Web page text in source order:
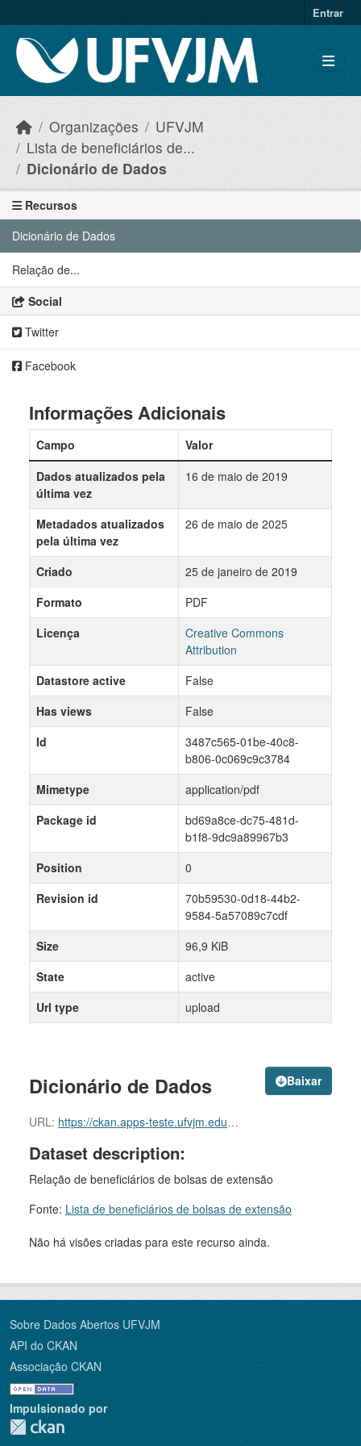
Entrar
Organizações
UFVJM
Lista de beneficiários de...
Dicionário de Dados
Baixar
Dicionário de Dados
URL: https://ckan.apps-teste.ufvjm.edu.br/dataset/bd69a8ce-dc75-481d-b1f8-9dc9a89967b3/resource/3487c565-01be-40c8-b806-0c069c9c3784/download/dicionario-de-dados-bolsas-de-extensao.pdf
Dataset description:
Relação de beneficiários de bolsas de extensão
Fonte: Lista de beneficiários de bolsas de extensão
Não há visões criadas para este recurso ainda.
Recursos
Dicionário de Dados
Relação de...
Social
Twitter
Facebook
Informações Adicionais
Campo
Valor
Dados atualizados pela
última vez
16 de maio de 2019
Metadados atualizados
pela última vez
26 de maio de 2025
Criado
25 de janeiro de 2019
Formato
PDF
Licença
Creative Commons
Attribution
Datastore active
False
Has views
False
Id
3487c565-01be-40c8-
b806-0c069c9c3784
Mimetype
application/pdf
Package id
bd69a8ce-dc75-481d-
b1f8-9dc9a89967b3
Position
0
Revision id
70b59530-0d18-44b2-
9584-5a57089c7cdf
Size
96,9 KiB
State
active
Url type
upload
Sobre Dados Abertos UFVJM
API do CKAN
Associação CKAN
Impulsionado por